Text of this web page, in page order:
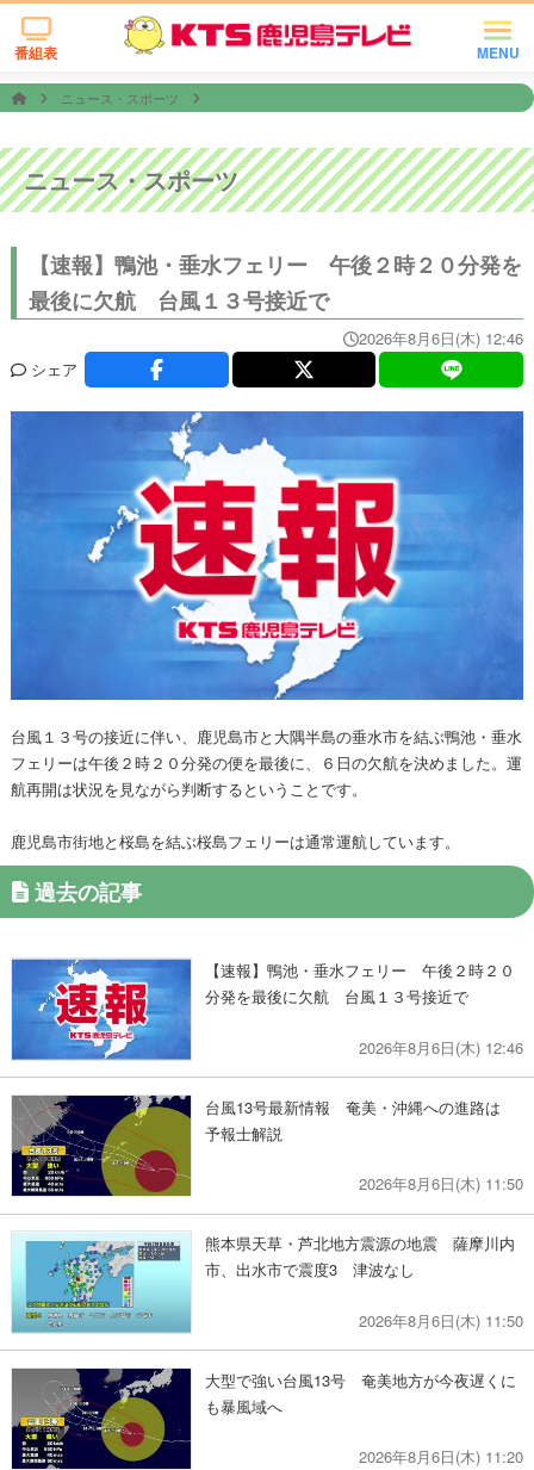
MENU
番組表
ニュース・スポーツ
ニュース・スポーツ
【速報】鴨池・垂水フェリー 午後２時２０分発を
最後に欠航 台風１３号接近で
2026年8月6日(木) 12:46
シェア
台風１３号の接近に伴い、鹿児島市と大隅半島の垂水市を結ぶ鴨池・垂水
フェリーは午後２時２０分発の便を最後に、６日の欠航を決めました。運
航再開は状況を見ながら判断するということです。
鹿児島市街地と桜島を結ぶ桜島フェリーは通常運航しています。
過去の記事
【速報】鴨池・垂水フェリー 午後２時２０
分発を最後に欠航 台風１３号接近で
2026年8月6日(木) 12:46
台風13号最新情報 奄美・沖縄への進路は
予報士解説
2026年8月6日(木) 11:50
熊本県天草・芦北地方震源の地震 薩摩川内
市、出水市で震度3 津波なし
2026年8月6日(木) 11:50
大型で強い台風13号 奄美地方が今夜遅くに
も暴風域へ
2026年8月6日(木) 11:20